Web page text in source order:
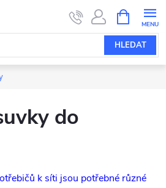
HLEDAT
NÁKUPNÍ
KOŠÍK
do
k síti jsou potřebné různé